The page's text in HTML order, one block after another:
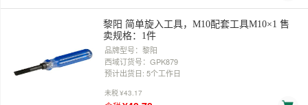
黎阳 简单旋入工具，M10配套工具M10×1 售
卖规格：1件
品牌型号：黎阳
西域订货号：GPK879
预计出货日: 5个工作日
未税¥43.17